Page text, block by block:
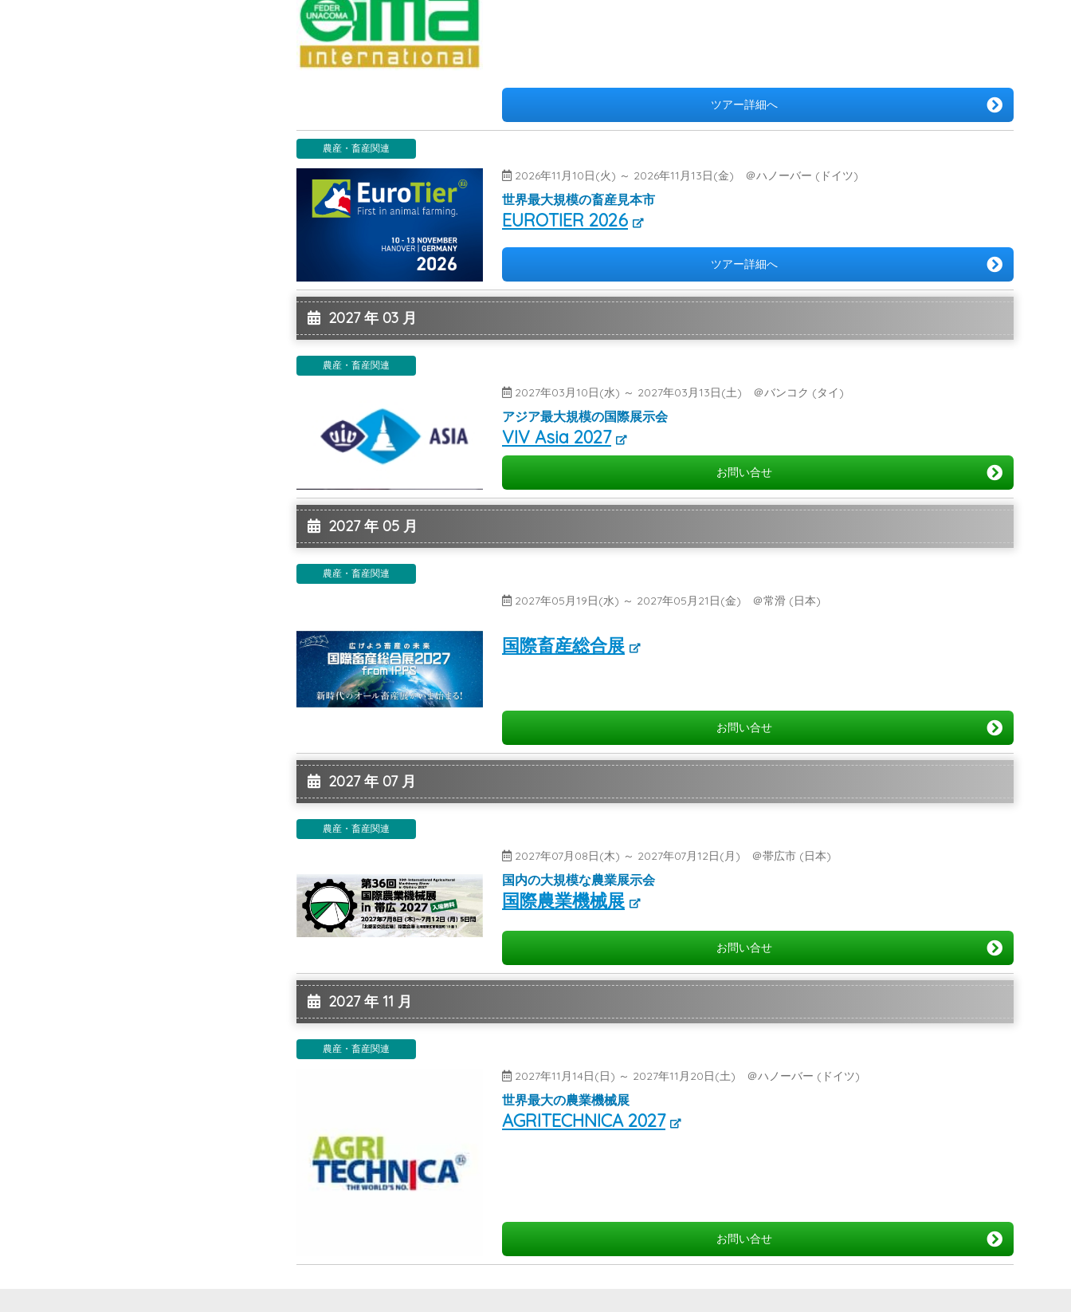
ツアー詳細へ
農産・畜産関連
2026年11月10日(火) ～ 2026年11月13日(金) ＠ハノーバー (ドイツ)
世界最大規模の畜産見本市
EUROTIER 2026
ツアー詳細へ
2027 年 03 月
農産・畜産関連
2027年03月10日(水) ～ 2027年03月13日(土) ＠バンコク (タイ)
アジア最大規模の国際展示会
VIV Asia 2027
お問い合せ
2027 年 05 月
農産・畜産関連
2027年05月19日(水) ～ 2027年05月21日(金) ＠常滑 (日本)
国際畜産総合展
お問い合せ
2027 年 07 月
農産・畜産関連
2027年07月08日(木) ～ 2027年07月12日(月) ＠帯広市 (日本)
国内の大規模な農業展示会
国際農業機械展
お問い合せ
2027 年 11 月
農産・畜産関連
2027年11月14日(日) ～ 2027年11月20日(土) ＠ハノーバー (ドイツ)
世界最大の農業機械展
AGRITECHNICA 2027
お問い合せ